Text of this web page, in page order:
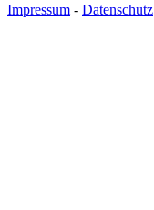
Impressum - Datenschutz